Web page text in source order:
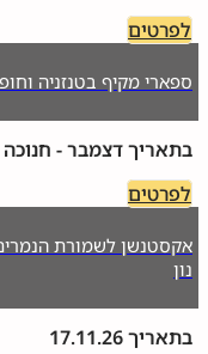
לפרטים
ספארי מקיף בטנזניה
בתאריך דצמבר - חנוכה
לפרטים
נון
בתאריך 17.11.26